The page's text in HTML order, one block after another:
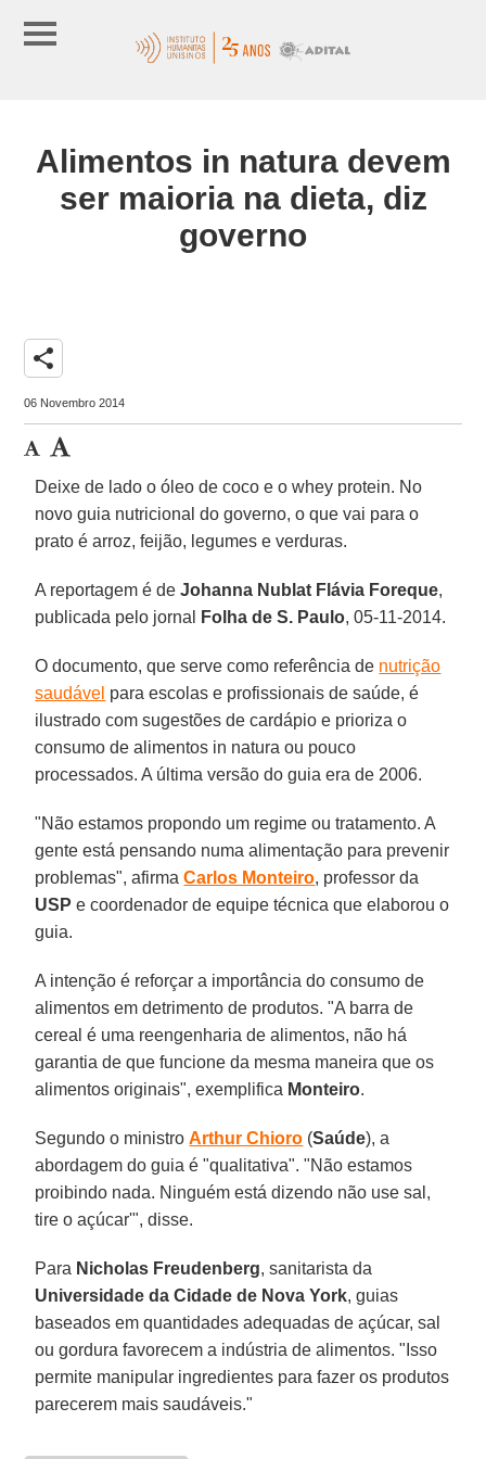
Alimentos in natura devem
ser maioria na dieta, diz
governo
share
06 Novembro 2014
Deixe de lado o óleo de coco e o whey protein. No
novo guia nutricional do governo, o que vai para o
prato é arroz, feijão, legumes e verduras.
A reportagem é de Johanna Nublat Flávia Foreque,
publicada pelo jornal
Folha de S. Paulo, 05-11-2014.
O documento, que serve como referência de nutrição
saudável para escolas e profissionais de saúde, é
ilustrado com sugestões de cardápio e prioriza o
consumo de alimentos in natura ou pouco
processados. A última versão do guia era de 2006.
"Não estamos propondo um regime ou tratamento. A
gente está pensando numa alimentação para prevenir
problemas", afirmaCarlos Monteiro, professor da
USP e coordenador de equipe técnica que elaborou o
guia.
A intenção é reforçar a importância do consumo de
alimentos em detrimento de produtos. "A barra de
cereal é uma reengenharia de alimentos, não há
garantia de que funcione da mesma maneira que os
alimentos originais", exemplifica Monteiro.
Segundo o ministroArthur Chioro (Saúde), a
abordagem do guia é "qualitativa". "Não estamos
proibindo nada. Ninguém está dizendo não use sal,
tire o açúcar'", disse.
Para Nicholas Freudenberg, sanitarista da
Universidade da Cidade de Nova York, guias
baseados em quantidades adequadas de açúcar, sal
ou gordura favorecem a indústria de alimentos. "Isso
permite manipular ingredientes para fazer os produtos
parecerem mais saudáveis."